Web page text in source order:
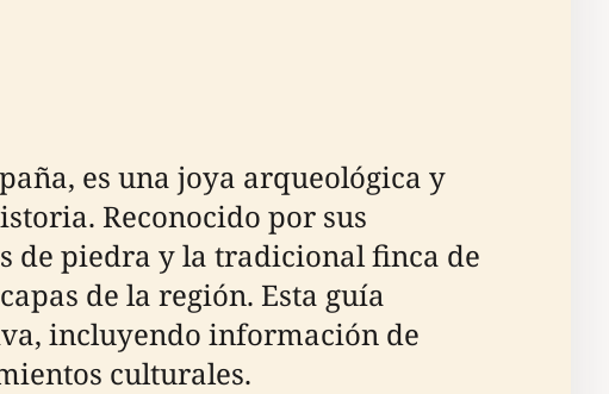
es una joya arqueológica y
Reconocido por sus
de piedra y la tradicional finca de
de la región. Esta guía
incluyendo información de
culturales.